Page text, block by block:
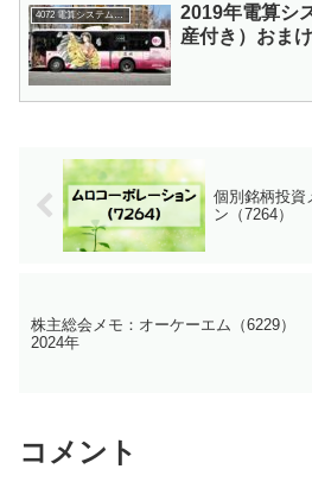
4072 電算システムHD
2019年電算シ
産付き）おまけ
個別銘柄投資
ン（7264）
株主総会メモ：オーケーエム（6229）
2024年
コメント